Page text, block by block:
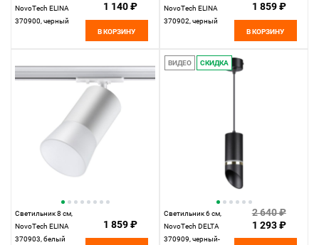
NovoTech ELINA
370900, черный
1 140 ₽
В КОРЗИНУ
NovoTech ELINA
370902, черный
1 859 ₽
В КОРЗИНУ
Светильник 8 см,
NovoTech ELINA
370903, белый
1 859 ₽
ВИДЕО СКИДКА
Светильник 6 см,
NovoTech DELTA
370909, черный-
2 640 ₽
1 293 ₽